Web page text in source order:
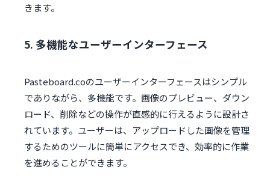
きます。
5. 多機能なユーザーインターフェース
Pasteboard.coのユーザーインターフェースはシンプル
でありながら、多機能です。画像のプレビュー、ダウン
ロード、削除などの操作が直感的に行えるように設計さ
れています。ユーザーは、アップロードした画像を管理
するためのツールに簡単にアクセスでき、効率的に作業
を進めることができます。